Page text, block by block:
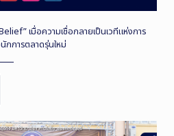
เมื่อความเชื่อกลายเป็นเวทีแห่งการ
กการตลาดรุ่นใหม่